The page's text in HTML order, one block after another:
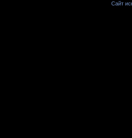
Сайт